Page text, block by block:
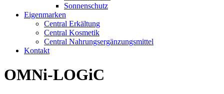
Sonnenschutz
Eigenmarken
Central Erkältung
Central Kosmetik
Central Nahrungsergänzungsmittel
Kontakt
OMNi-LOGiC